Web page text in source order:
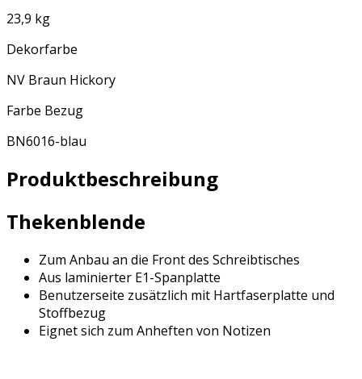
23,9 kg
Dekorfarbe
NV Braun Hickory
Farbe Bezug
BN6016-blau
Produktbeschreibung
Thekenblende
Zum Anbau an die Front des Schreibtisches
Aus laminierter E1-Spanplatte
Benutzerseite zusätzlich mit Hartfaserplatte und
Stoffbezug
Eignet sich zum Anheften von Notizen